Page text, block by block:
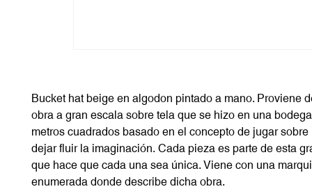
Bucket hat beige en algodon pintado a mano. Proviene
obra a gran escala sobre tela que se hizo en una
metros cuadrados basado en el concepto de jugar sobre
dejar fluir la imaginación. Cada pieza es parte de esta
que hace que cada una sea única. Viene con una
enumerada donde describe dicha obra.